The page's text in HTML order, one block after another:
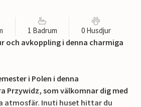
1 Badrum 0 Husdjur
och avkoppling i denna charmiga
i Polen i denna
Przywidz, som välkomnar dig med
atmosfär. Inuti huset hittar du